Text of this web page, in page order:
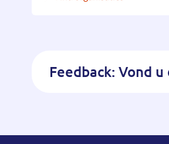
Feedback: Vond